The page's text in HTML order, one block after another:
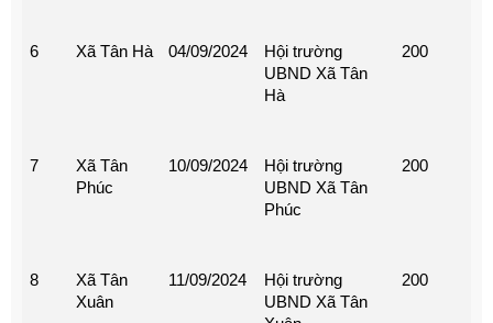
6 Xã Tân Hà 04/09/2024
Hội trường
UBND Xã Tân
Hà
200
7
Xã Tân
Phúc
10/09/2024
Hội trường
UBND Xã Tân
Phúc
200
8
Xã Tân
Xuân
11/09/2024
Hội trường
UBND Xã Tân
200